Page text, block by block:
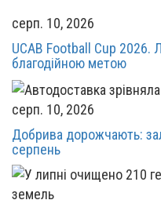
серп. 10, 2026
UCAB Football Cup 2026.
благодійною метою
серп. 10, 2026
Добрива дорожчають:
серпень